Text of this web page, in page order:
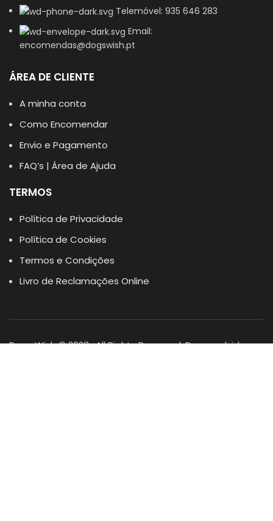
Telemóvel: 935 646 283
Email:
encomendas@dogswish.pt
ÁREA DE CLIENTE
A minha conta
Como Encomendar
Envio e Pagamento
FAQ’s | Área de Ajuda
TERMOS
Política de Privacidade
Política de Cookies
Termos e Condições
Livro de Reclamações Online
Dogs Wish © 2023 . All Rights Reserved. Desenvolvido por